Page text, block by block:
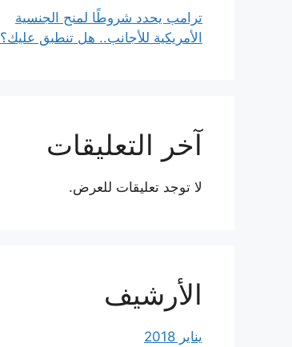
ترامب يحدد شروطًا لمنح الجنسية
الأمريكية للأجانب.. هل تنطبق عليك؟
آخر التعليقات
لا توجد تعليقات للعرض.
الأرشيف
يناير 2018